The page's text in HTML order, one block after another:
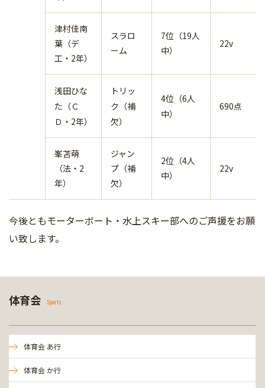
津村佳南
葉（デ
工・2年）
スラロ
ーム
7位（19人
中）
22v
浅田ひな
た（Ｃ
Ｄ・2年）
トリッ
ク（補
欠）
4位（6人
中）
690点
峯苫萌
（法・2
年）
ジャン
プ（補
欠）
2位（4人
中）
22v
今後ともモーターボート・水上スキー部へのご声援をお願
い致します。
体育会 Sports
体育会 あ行
体育会 か行